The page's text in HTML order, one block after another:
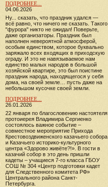
ПОДРОБНЕЕ...
04.06.2026
Ну... сказать, что праздник удался —
всё равно, что ничего не сказать. Такого
"фурора" никто не ожидал! Поверьте,
даже организаторы. Праздник был
наполнен невероятной атмосферой,
особым единством, которое буквально
заряжало всех входящих в приходскую
ограду. И это не навязываемое нам
единство малых народов в большой
хозяйской квартире, это был поистине
праздник народа, находящегося у себя
дома, на своей земле… пусть даже на
небольшом кусочке своей земли.
ПОДРОБНЕЕ...
26.01.2026
22 января по благословению настоятеля
протоиерея Владимира Сергиенко
состоялось важное событие –
совместное мероприятие Прихода
Крестовоздвиженского казачьего собора
и Казачьего историко-культурного
центра «Здорово живёте?!». В гости в
казачий собор в это день пришли
кадеты – учащиеся 7-го класса ГБОУ
СОШ № 304 «Центр подготовки кадет
для Следственного комитета РФ»
Центрального района Санкт-
Петербурга.